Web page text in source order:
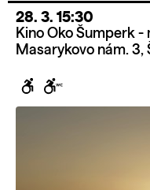
28. 3. 15:30
Kino Oko Šumperk -
Masarykovo nám. 3,